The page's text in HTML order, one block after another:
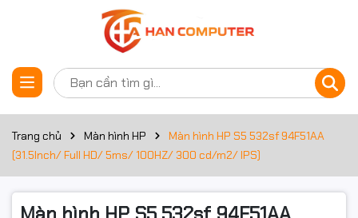
Trang chủ Màn hình HP
Màn hình HP S5 532sf 94F51AA
(31.5Inch/ Full HD/ 5ms/ 100HZ/ 300 cd/m2/ IPS)
Thông số kỹ thuật
Màn hình
Nhu cầu Màn hình văn phòng
hình
Độ phân giải Full HD (1920x1080)
Đặt trước sản phẩm